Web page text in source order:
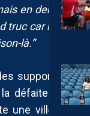
en demi. Il
truc car nous
là.”
supporters
défaite à la
une ville se